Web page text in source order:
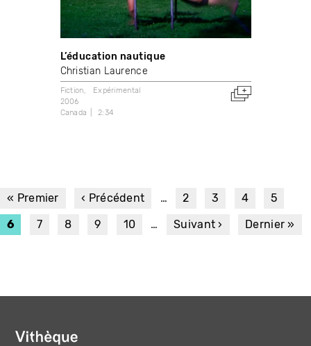
L’éducation nautique
Christian Laurence
Fiction
Expérimental
2006
Canada
2:34
PAGINATION
Première
page
« Premier
Page
‹ Précédent … Page
2 Page
3 Page
4 Page
5
Page
courante
6 Page
7 Page
8 Page
9 Page
10 …
Page
Suivant ›
Dernière
Dernier »